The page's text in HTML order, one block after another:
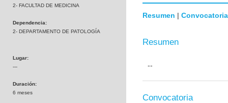
2- FACULTAD DE MEDICINA
Dependencia:
2- DEPARTAMENTO DE PATOLOGÍA
Lugar:
---
Duración:
6 meses
Resumen | Convocatoria
Resumen
--
Convocatoria